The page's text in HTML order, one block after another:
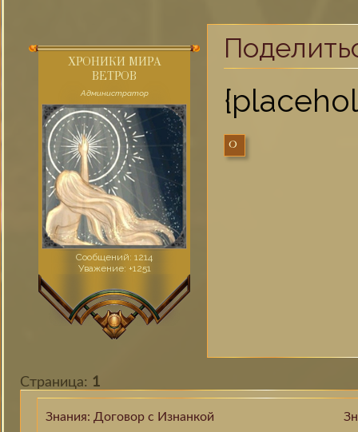
ХРОНИКИ МИРА
ВЕТРОВ
Администратор
Сообщений: 1214
Уважение: +1251
0
Страница: 1
Знания: Договор с Изнанкой